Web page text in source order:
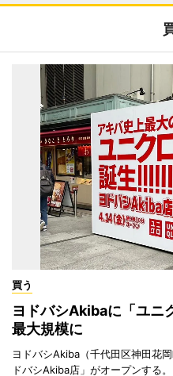
買う
ヨドバシAkibaに「ユ
最大規模に
ヨドバシAkiba（千代田区神田花
ドバシAkiba店」がオープンする。